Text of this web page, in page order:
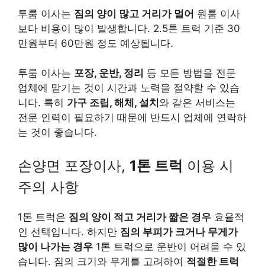
투룸 이사는 짐의 양이 많고 거리가 멀어 원룸 이사
보다 비용이 많이 발생합니다. 2.5톤 트럭 기준 30
만원부터 60만원 정도 예상됩니다.
투룸 이사는 포장, 운반, 정리 등 모든 방법을 전문
업체에 맡기는 것이 시간과 노력을 절약할 수 있습
니다. 특히 가구 조립, 해체, 설치 와 같은 서비스는
전문 인력이 필요하기 때문에 반드시 업체에 연락하
는 것이 좋습니다.
손양면 포장이사, 1톤 트럭 이용 시
주의 사항
1톤 트럭은 짐의 양이 적고 거리가 짧은 경우 효율적
인 선택입니다. 하지만 짐의 부피가 크거나 무게가
많이 나가는 경우 1톤 트럭으로 운반이 어려울 수 있
습니다. 짐의 크기와 무게를 고려하여 적절한 트럭